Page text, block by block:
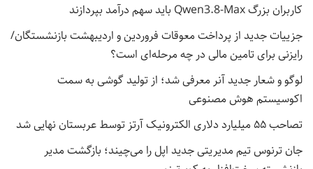
کاربران بزرگ Qwen3.8-Max باید سهم درآمد بپردازند
جزییات جدید از پرداخت معوقات فروردین و اردیبهشت بازنشستگان/
رایزنی برای تامین مالی در چه مرحله‌ای است؟
لوگو و شعار جدید آنر معرفی شد؛ از تولید گوشی به سمت
اکوسیستم هوش مصنوعی
تصاحب ۵۵ میلیارد دلاری الکترونیک آرتز توسط عربستان نهایی شد
جان ترنوس تیم مدیریتی جدید اپل را می‌چیند؛ بازگشت مدیر